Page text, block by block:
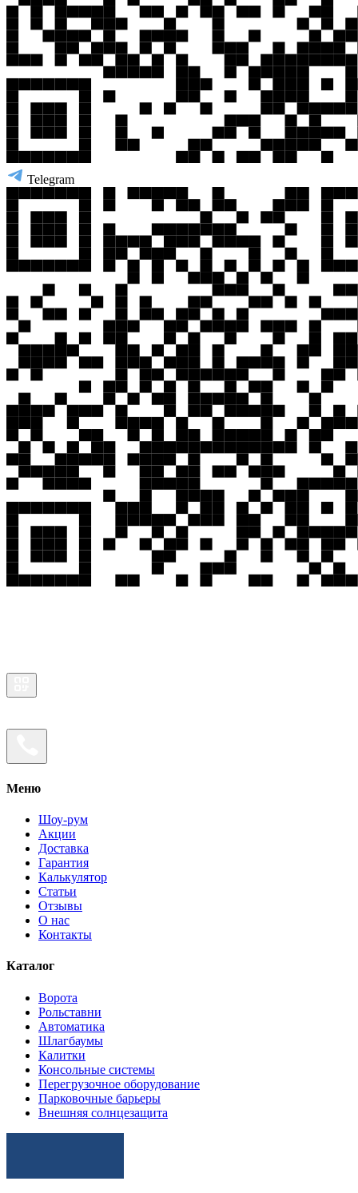
Telegram
Меню
Шоу-рум
Акции
Доставка
Гарантия
Калькулятор
Статьи
Отзывы
О нас
Контакты
Каталог
Ворота
Рольставни
Автоматика
Шлагбаумы
Калитки
Консольные системы
Перегрузочное оборудование
Парковочные барьеры
Внешняя солнцезащита